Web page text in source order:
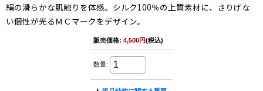
絹の滑らかな肌触りを体感。シルク100％の上質素材に、さりげな
い個性が光るＭＣマークをデザイン。